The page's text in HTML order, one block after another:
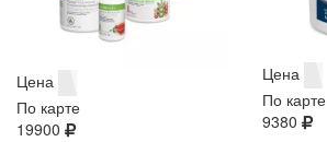
Цена
По карте
19900
Цена
По карте
9380